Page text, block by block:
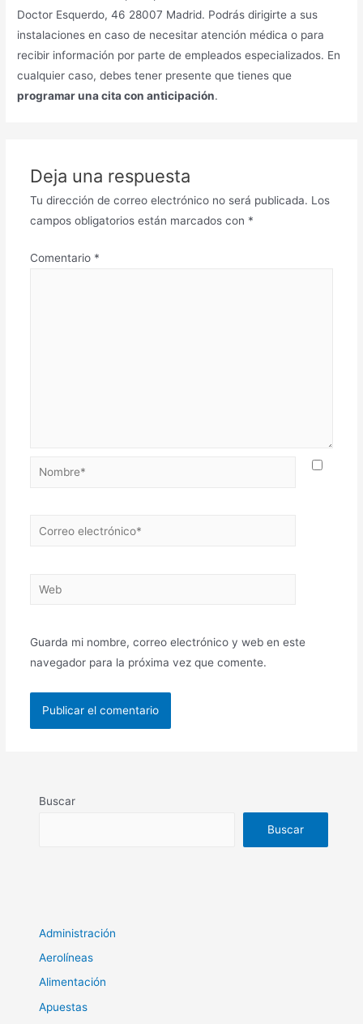
Doctor Esquerdo, 46 28007 Madrid. Podrás dirigirte a sus
instalaciones en caso de necesitar atención médica o para
recibir información por parte de empleados especializados. En
cualquier caso, debes tener presente que tienes que
programar una cita con anticipación.
Deja una respuesta
Tu dirección de correo electrónico no será publicada. Los
campos obligatorios están marcados con *
Comentario *
Nombre*
Correo
Web
Guarda mi nombre, correo electrónico y web en este
navegador para la próxima vez que comente.
Buscar
Buscar
Administración
Aerolíneas
Alimentación
Apuestas